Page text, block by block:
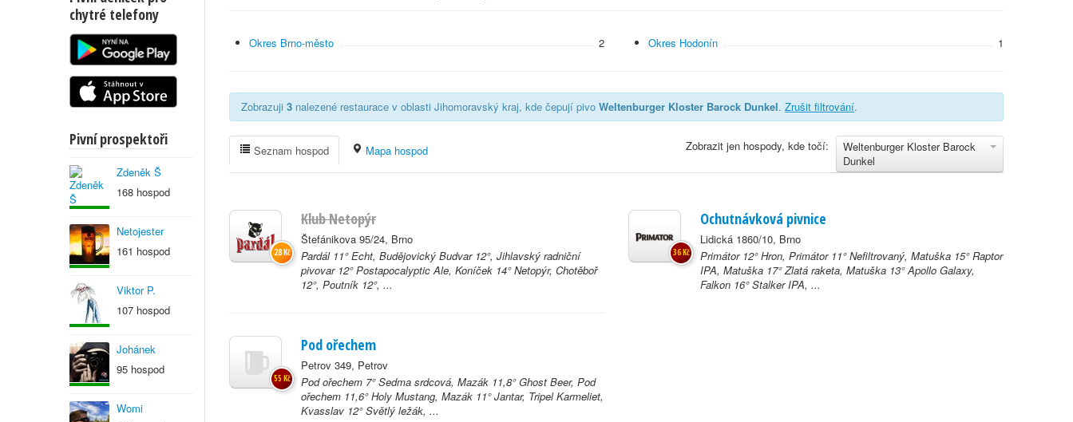
chytré telefony
Pivní prospektoři
Zdeněk Š
168 hospod
Netojester
161 hospod
Viktor P.
107 hospod
Johánek
95 hospod
Womi
Okres Brno-město 2 Okres Hodonín 1
Zobrazuji 3 nalezené restaurace v oblasti Jihomoravský kraj, kde čepují pivo Weltenburger Kloster Barock Dunkel. Zrušit filtrování.
Weltenburger Kloster Barock
Dunkel
Zobrazit jen hospody, kde točí:
Seznam hospod Mapa hospod
Klub Netopýr
Štefánikova 95/24, Brno
Pardál 11° Echt, Budějovický Budvar 12°, Jihlavský radniční
pivovar 12° Postapocalyptic Ale, Koníček 14° Netopýr, Chotěboř
12°, Poutník 12°, ...
28 Kč
Ochutnávková pivnice
Lidická 1860/10, Brno
Primátor 12° Hron, Primátor 11° Nefiltrovaný, Matuška 15° Raptor
IPA, Matuška 17° Zlatá raketa, Matuška 13° Apollo Galaxy,
Falkon 16° Stalker IPA, ...
36 Kč
Pod ořechem
Petrov 349, Petrov
Pod ořechem 7° Sedma srdcová, Mazák 11,8° Ghost Beer, Pod
ořechem 11,6° Holy Mustang, Mazák 11° Jantar, Tripel Karmeliet,
Kvasslav 12° Světlý ležák, ...
55 Kč